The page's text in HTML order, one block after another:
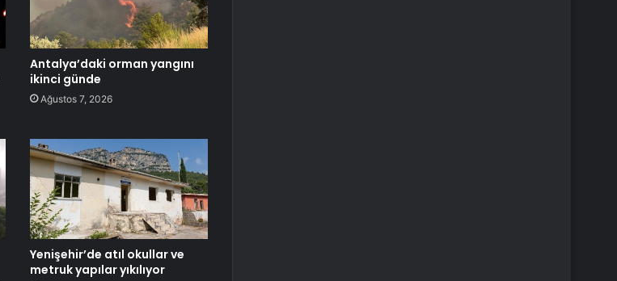
Antalya’daki orman yangını
ikinci günde
Ağustos 7, 2026
Yenişehir’de atıl okullar ve
metruk yapılar yıkılıyor